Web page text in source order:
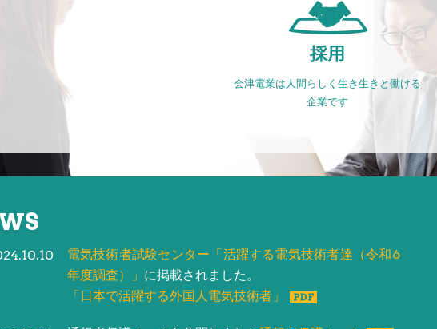
採用
会津電業は人間らしく生き生きと働ける
企業です
電気技術者試験センター「活躍する電気技術者達（令和6
年度調査）」 に掲載されました。
「日本で活躍する外国人電気技術者」